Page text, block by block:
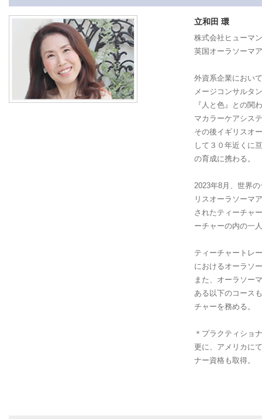
立和田 環
株式会社ヒューマ
英国オーラソーマ
外資系企業におい
メージコンサルタ
『人と色』との関
マカラーケアシス
その後イギリスオ
して３０年近くに
の育成に携わる。
2023年8月、世界
リスオーラソーマ
されたティーチャ
ーチャーの内の一
ティーチャートレ
におけるオーラソ
また、オーラソー
ある以下のコース
チャーを務める。
＊プラクティショ
更に、アメリカに
ナー資格も取得。